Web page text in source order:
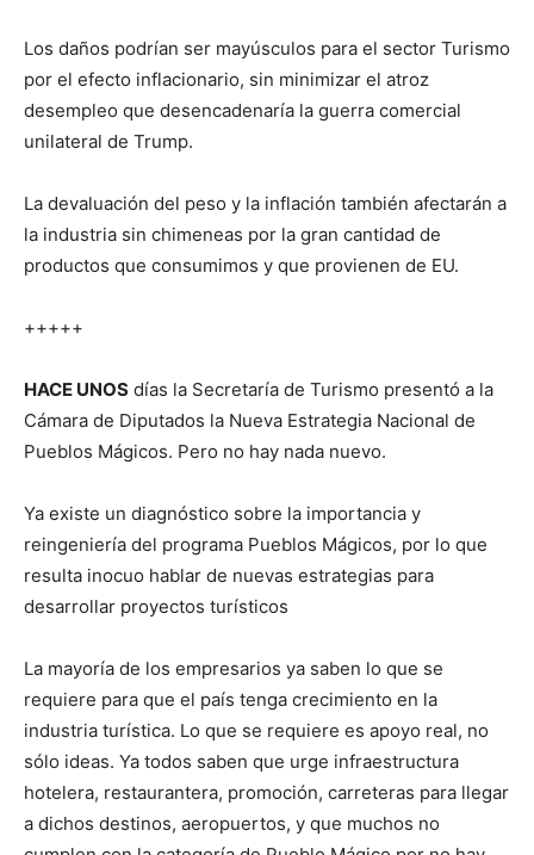
Los daños podrían ser mayúsculos para el sector Turismo
por el efecto inflacionario, sin minimizar el atroz
desempleo que desencadenaría la guerra comercial
unilateral de Trump.
La devaluación del peso y la inflación también afectarán a
la industria sin chimeneas por la gran cantidad de
productos que consumimos y que provienen de EU.
+++++
HACE UNOS días la Secretaría de Turismo presentó a la
Cámara de Diputados la Nueva Estrategia Nacional de
Pueblos Mágicos. Pero no hay nada nuevo.
Ya existe un diagnóstico sobre la importancia y
reingeniería del programa Pueblos Mágicos, por lo que
resulta inocuo hablar de nuevas estrategias para
desarrollar proyectos turísticos
La mayoría de los empresarios ya saben lo que se
requiere para que el país tenga crecimiento en la
industria turística. Lo que se requiere es apoyo real, no
sólo ideas. Ya todos saben que urge infraestructura
hotelera, restaurantera, promoción, carreteras para llegar
a dichos destinos, aeropuertos, y que muchos no